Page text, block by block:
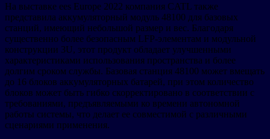
На выставке ees Europe 2022 компания CATL также
представила аккумуляторный модуль 48100 для базовых
станций, имеющий небольшой размер и вес. Благодаря
существенно более безопасным LFP-элементам и модульной
конструкции 3U, этот продукт обладает улучшенными
характеристиками использования пространства и более
долгим сроком службы. Базовая станция 48100 может вмещать
до 16 блоков аккумуляторных батарей, при этом количество
блоков может быть гибко скорректировано в соответствии с
требованиями, предъявляемыми ко времени автономной
работы системы, что делает ее совместимой с различными
сценариями применения.